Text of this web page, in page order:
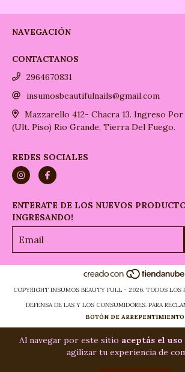
Al navegar por este sitio aceptás el
agilizar tu experiencia de
NAVEGACIÓN
CONTACTANOS
2964670831
insumosbeautifulnails@gmail.com
Mazzarello 412- Chacra 13. Ingreso
(Ult. Piso) Rio Grande, Tierra Del Fuego.
REDES SOCIALES
ENTERATE DE LOS NUEVOS
INGRESANDO!
COPYRIGHT INSUMOS BEAUTY FULL - 2026. TODOS LOS
DEFENSA DE LAS Y LOS CONSUMIDORES. PARA
BOTÓN DE ARREPENTIMIENTO